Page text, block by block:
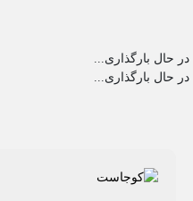
در حال بارگذاری...
در حال بارگذاری...